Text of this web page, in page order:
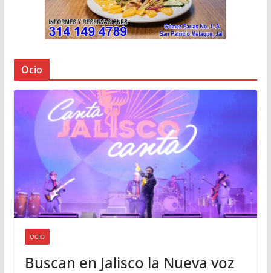
Ocio
OCIO
Buscan en Jalisco la Nueva voz